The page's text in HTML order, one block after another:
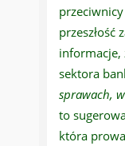
przeszłość
informacje,
sektora
sprawach,
to
która